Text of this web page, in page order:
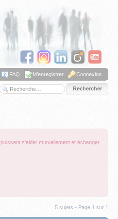
FAQ M’enregistrer Connexion
puissent s'aider mutuellement et échanger
5 sujets • Page 1 sur 1